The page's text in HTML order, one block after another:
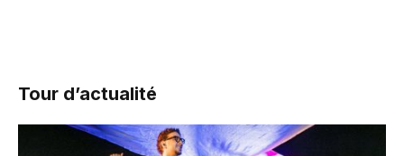
Tour d’actualité